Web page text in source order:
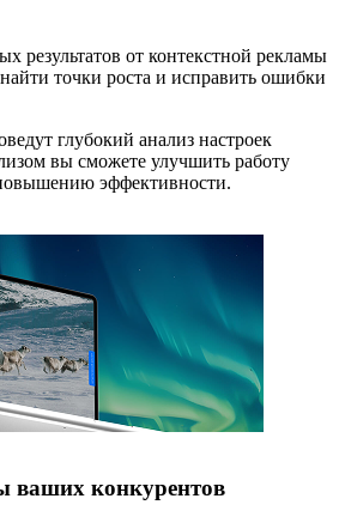
результатов от контекстной рекламы
точки роста и исправить ошибки
глубокий анализ настроек
вы сможете улучшить работу
эффективности.
ваших конкурентов